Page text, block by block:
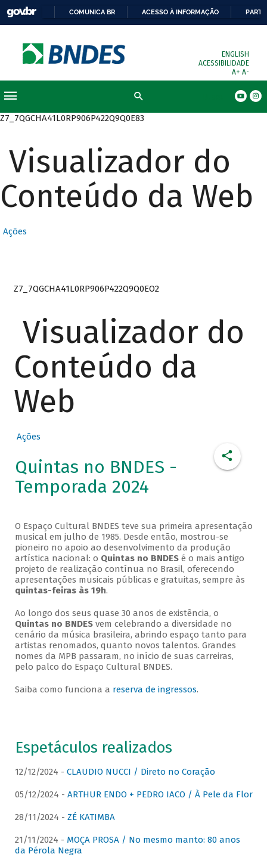
COMUNICA BR ACESSO À INFORMAÇÃO
ENGLISH
ACESSIBILIDADE
A+ A-
Z7_7QGCHA41L0RP906P422Q9Q0E83
Visualizador do
Conteúdo da Web
Ações
Z7_7QGCHA41L0RP906P422Q9Q0EO2
Visualizador do
Conteúdo da
Web
Ações
Quintas no BNDES -
Temporada 2024
O Espaço Cultural BNDES teve sua primeira apresentação
musical em julho de 1985. Desde então, mostrou-se
pioneiro no apoio ao desenvolvimento da produção
artística nacional: o Quintas no BNDESé o mais antigo
projeto de realização contínua no Brasil, oferecendo
apresentações musicais públicas e gratuitas, sempre às
quintas-feiras às 19h.
Ao longo dos seus quase 30 anos de existência, o
Quintas no BNDESvem celebrando a diversidade no
cenário da música brasileira, abrindo espaço tanto para
artistas renomados, quanto novos talentos. Grandes
nomes da MPB passaram, no início de suas carreiras,
pelo palco do Espaço Cultural BNDES.
Saiba como funciona a reserva de ingressos.
Espetáculos realizados
12/12/2024 - CLAUDIO NUCCI / Direto no Coração
05/12/2024 - ARTHUR ENDO + PEDRO IACO / À Pele da Flor
28/11/2024 - ZÉ KATIMBA
21/11/2024 - MOÇA PROSA / No mesmo manto: 80 anos
da Pérola Negra